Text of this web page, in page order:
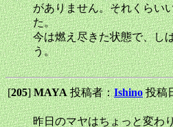
がありません。それくらい
た。
今は燃え尽きた状態で、し
う。
[205]MAYA投稿者：Ishino 投稿
昨日のマヤはちょっと変わ